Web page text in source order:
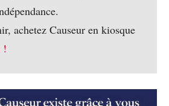
achetez Causeur en kiosque
!